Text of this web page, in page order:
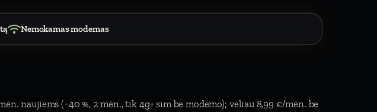
Nemokamas modemas
naujiems (−40 %, 2 mėn., tik 4g+ sim be modemo); vėliau 8,99 €/mėn. be